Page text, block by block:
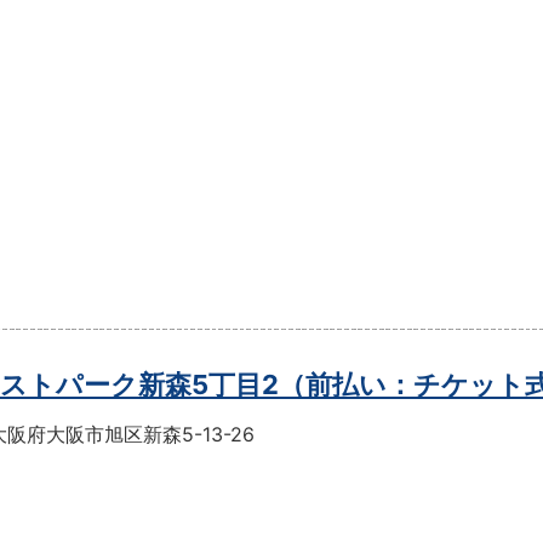
ストパーク新森5丁目2（前払い：チケット
阪府大阪市旭区新森5-13-26